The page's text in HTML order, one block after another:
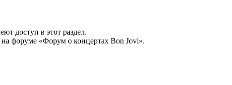
доступ в этот раздел.
на форуме «Форум о концертах Bon Jovi».